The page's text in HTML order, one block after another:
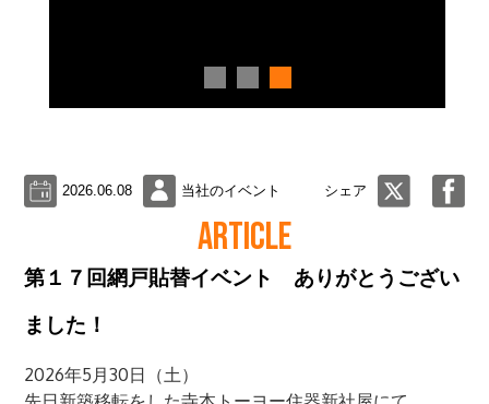
2026.06.08 当社のイベント シェア
ARTICLE
第１７回網戸貼替イベント ありがとうござい
ました！